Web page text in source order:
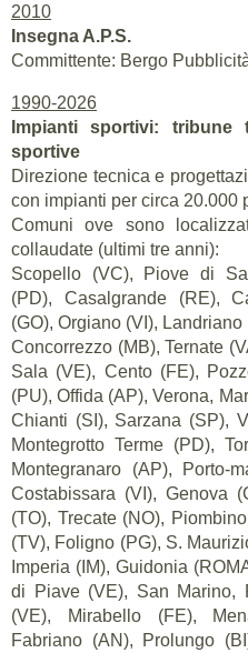
2010
Insegna A.P.S.
Committente: Bergo
1990-2026
Impianti sportivi: tribune
sportive
Direzione tecnica e
con impianti per circa 20.000
Comuni ove sono
collaudate (ultimi tre anni):
Scopello (VC), Piove di
(PD), Casalgrande (RE),
(GO), Orgiano (VI),
Concorrezzo (MB), Ternate
Sala (VE), Cento (FE),
(PU), Offida (AP), Verona,
Chianti (SI), Sarzana (SP),
Montegrotto Terme (PD),
Montegranaro (AP), Porto-
Costabissara (VI), Genova
(TO), Trecate (NO),
(TV), Foligno (PG), S.
Imperia (IM), Guidonia
di Piave (VE), San Marino,
(VE), Mirabello (FE),
Fabriano (AN), Prolungo